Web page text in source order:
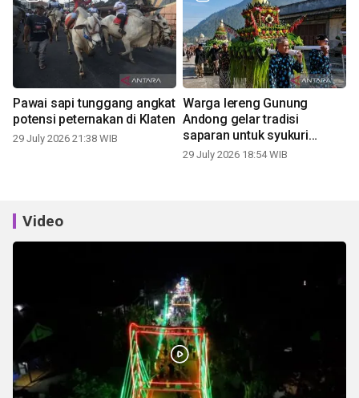
Pawai sapi tunggang angkat
potensi peternakan di Klaten
29 July 2026 21:38 WIB
Warga lereng Gunung
Andong gelar tradisi
saparan untuk syukuri
panen
29 July 2026 18:54 WIB
Video